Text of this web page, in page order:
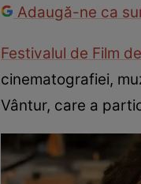
Adaugă-ne ca
Festivalul de Film
cinematografiei,
Vântur, care a